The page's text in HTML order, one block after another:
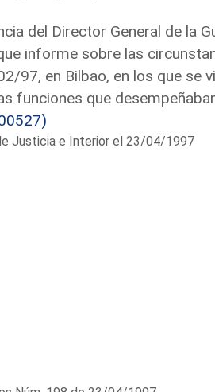
del Director General de la
informe sobre las
97, en Bilbao, en los que se
funciones que
Justicia e Interior el 23/04/1997